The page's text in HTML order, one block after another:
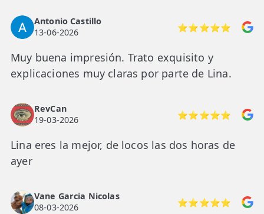
Antonio Castillo
13-06-2026
⭐⭐⭐⭐⭐
Muy buena impresión. Trato exquisito y
explicaciones muy claras por parte de Lina.
RevCan
19-03-2026
⭐⭐⭐⭐⭐
Lina eres la mejor, de locos las dos horas de
ayer
Vane Garcia Nicolas
08-03-2026
⭐⭐⭐⭐⭐